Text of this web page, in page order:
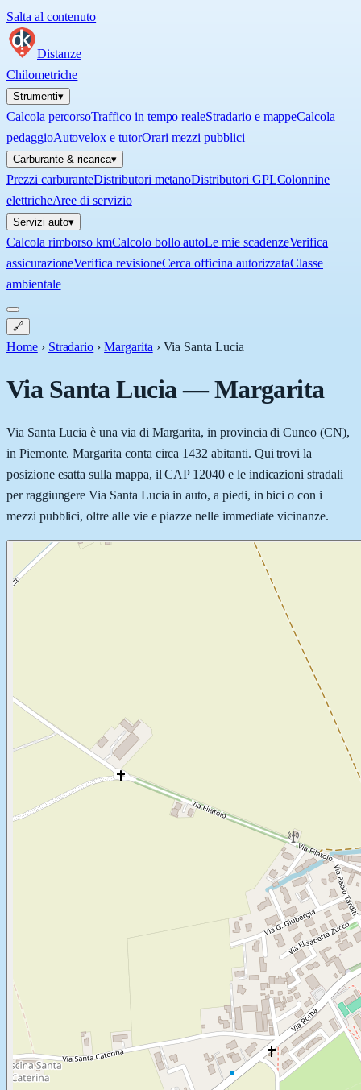
Salta al contenuto
Distanze
Chilometriche
Strumenti▾
Calcola percorsoTraffico in tempo realeStradario e mappeCalcola
pedaggioAutovelox e tutorOrari mezzi pubblici
Carburante & ricarica▾
Prezzi carburanteDistributori metanoDistributori GPLColonnine
elettricheAree di servizio
Servizi auto▾
Calcola rimborso kmCalcolo bollo autoLe mie scadenzeVerifica
assicurazioneVerifica revisioneCerca officina autorizzataClasse
ambientale
🔗
Home › Stradario › Margarita › Via Santa Lucia
Via Santa Lucia—Margarita
Via Santa Lucia è una via di Margarita, in provincia di Cuneo (CN),
in Piemonte. Margarita conta circa 1432 abitanti. Qui trovi la
posizione esatta sulla mappa, il CAP 12040 e le indicazioni stradali
per raggiungere Via Santa Lucia in auto, a piedi, in bici o con i
mezzi pubblici, oltre alle vie e piazze nelle immediate vicinanze.